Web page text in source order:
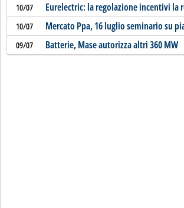
10/07 Eurelectric: la regolazione incentivi
10/07 Mercato Ppa, 16 luglio seminario su
09/07 Batterie, Mase autorizza altri 360 MW